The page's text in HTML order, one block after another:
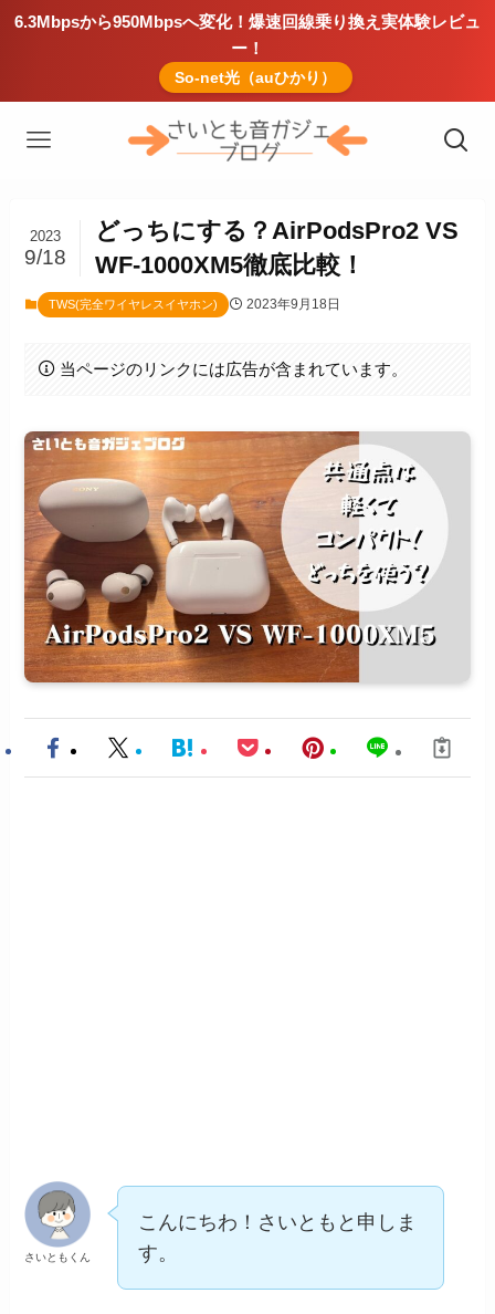
6.3Mbpsから950Mbpsへ変化！爆速回線乗り換え実体験レビュ
ー！
So-net光（auひかり）
どっちにする？AirPodsPro2 VS
WF-1000XM5徹底比較！
2023
9/18
TWS(完全ワイヤレスイヤホン) 2023年9月18日
当ページのリンクには広告が含まれています。
さいともくん
こんにちわ！さいともと申しま
す。